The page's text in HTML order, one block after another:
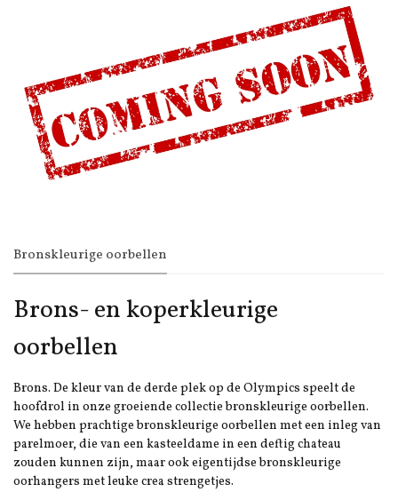
Bronskleurige oorbellen
Brons- en koperkleurige
oorbellen
Brons. De kleur van de derde plek op de Olympics speelt de
hoofdrol in onze groeiende collectie bronskleurige oorbellen.
We hebben prachtige bronskleurige oorbellen met een inleg van
parelmoer, die van een kasteeldame in een deftig chateau
zouden kunnen zijn, maar ook eigentijdse bronskleurige
oorhangers met leuke crea strengetjes.